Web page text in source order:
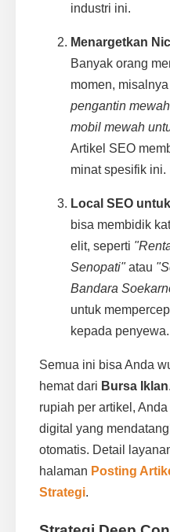
industri ini.
Menargetkan
Banyak orang
momen, misalnya
pengantin
mobil mewah
Artikel SEO
minat spesifik ini.
Local SEO
bisa membidik
elit, seperti
Senopati"atau
Bandara
untuk
kepada penyewa.
Semua ini bisa Anda
hemat dari Bursa Iklan
rupiah per artikel,
digital yang
otomatis. Detail
halaman Posting
Strategi.